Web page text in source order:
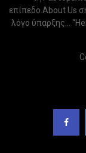
επίπεδο.About Us
λόγο ύπαρξης...